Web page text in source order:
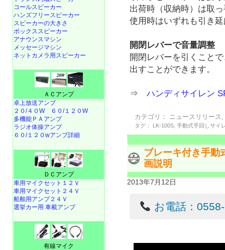
出荷時（収納時）は取
使用時はいずれも引き
開閉レバーで音量調整
開閉レバーを引くこと
出すことができます。
⇒ハンディサイレン
カテゴリ： ニュースリリース
タグ： LK-100S ,手動式手回しサイ
ブレーキ付き手動
画説明
2013年7月12日
お電話：
コールスピーカー
ハンズフリースピーカー
スピーカーの大きさ
ボックススピーカー
アナウンスマシン
メッセージマシン
ネットカメラ用スピーカー
ＡＣアンプ
卓上放送アンプ
２０/４０W
６０/１２０W
多機能ＰＡアンプ
ラジオ体操アンプ
６０/１２０wアンプ詳細
ＤＣアンプ
車用マイクセット１２Ｖ
車用マイクセット２４Ｖ
船舶用アンプ２４Ｖ
選挙カー用 車載アンプ
有線マイク